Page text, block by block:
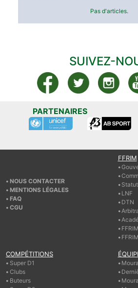
Pas d'articles.
SUIVEZ-
PARTENAIRES
NOUS CONTACTER
MENTIONS LÉGALES
FAQ
CGU
FFRIM
LNF
DTN
COMPÉTITIONS
Super D1
Clubs
Buteurs